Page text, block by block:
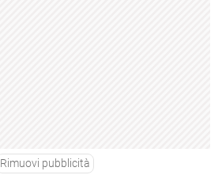
Rimuovi pubblicità